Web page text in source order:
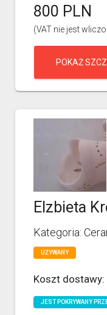
800 PLN
(VAT nie jest
POKAŻ
Elzbieta
Kategoria:
UŻYWANY
Koszt dostawy:
JEST POKRYWANY